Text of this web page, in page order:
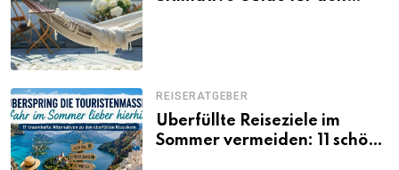
REISERATGEBER
Überfüllte Reiseziele im
Sommer vermeiden: 11 schöne